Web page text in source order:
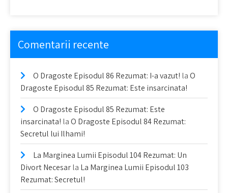
Comentarii recente
O Dragoste Episodul 86 Rezumat: I-a vazut! laO
Dragoste Episodul 85 Rezumat: Este insarcinata!
O Dragoste Episodul 85 Rezumat: Este
insarcinata! laO Dragoste Episodul 84 Rezumat:
Secretul lui Ilhami!
La Marginea Lumii Episodul 104 Rezumat: Un
Divort Necesarla La Marginea Lumii Episodul 103
Rezumat: Secretul!